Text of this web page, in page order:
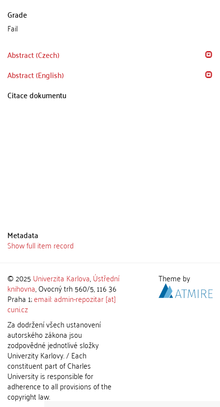
Grade
Fail
Abstract (Czech)
Abstract (English)
Citace dokumentu
Metadata
Show full item record
© 2025 Univerzita Karlova,Ústřední
knihovna, Ovocný trh 560/5, 116 36
Praha 1;email: admin-repozitar [at]
cuni.cz
Za dodržení všech ustanovení
autorského zákona jsou
zodpovědné jednotlivé složky
Univerzity Karlovy. / Each
constituent part of Charles
University is responsible for
adherence to all provisions of the
copyright law.
Theme by